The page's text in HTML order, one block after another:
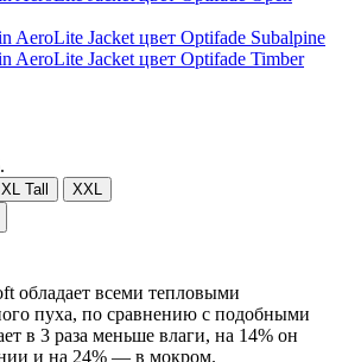
XL Tall
XXL